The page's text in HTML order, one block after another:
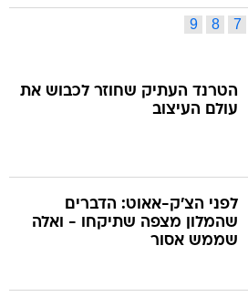
7
8
9
הטרנד העתיק שחוזר לכבוש את
עולם העיצוב
לפני הצ'ק-אאוט: הדברים
שהמלון מצפה שתיקחו - ואלה
שממש אסור